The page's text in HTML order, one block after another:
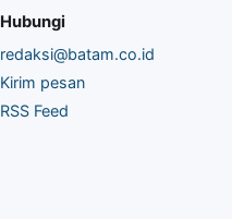
Hubungi
redaksi@batam.co.id
Kirim pesan
RSS Feed